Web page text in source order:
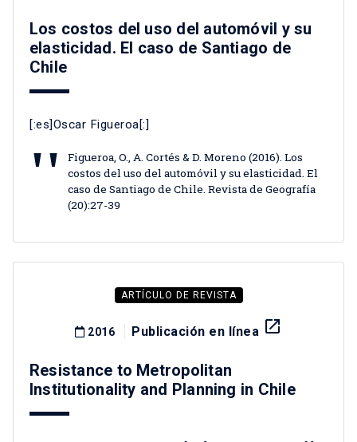
Los costos del uso del automóvil y su
elasticidad. El caso de Santiago de
Chile
[:es]Oscar Figueroa[:]
Figueroa, O., A. Cortés & D. Moreno (2016). Los
costos del uso del automóvil y su elasticidad. El
caso de Santiago de Chile. Revista de Geografía
(20):27-39
ARTÍCULO DE REVISTA
2016 Publicación en línea launch
Resistance to Metropolitan
Institutionality and Planning in Chile